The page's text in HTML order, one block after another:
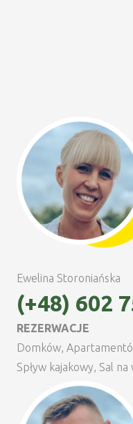
Ewelina Storoniańska
(+48) 602
REZERWACJE
Domków,
Spływ kajakowy, Sal